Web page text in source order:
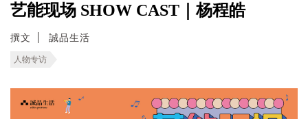
艺能现场 SHOW CAST｜杨程皓
撰文 誠品生活
人物专访